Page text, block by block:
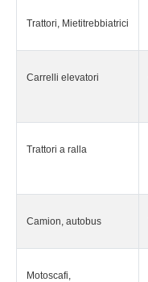
Trattori, Mietitrebbiatrici
Carrelli elevatori
Trattori a ralla
Camion, autobus
Motoscafi,